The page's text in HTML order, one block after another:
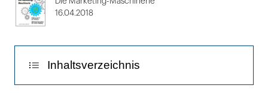
16.04.2018
Inhaltsverzeichnis